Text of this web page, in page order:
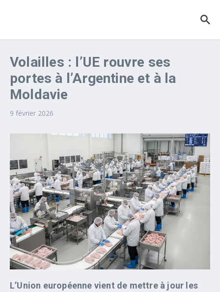
Volailles : l’UE rouvre ses
portes à l’Argentine et à la
Moldavie
9 février 2026
L’Union européenne vient de mettre à jour les